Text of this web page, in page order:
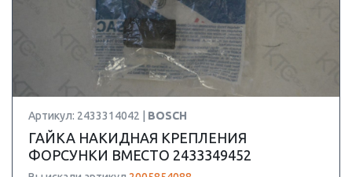
Артикул: 2433314042 | BOSCH
ГАЙКА НАКИДНАЯ КРЕПЛЕНИЯ
ФОРСУНКИ ВМЕСТО 2433349452